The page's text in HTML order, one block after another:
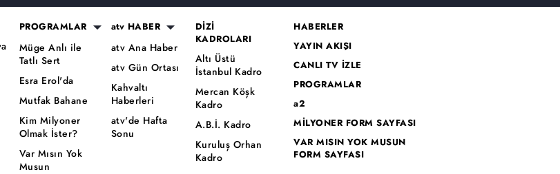
PROGRAMLAR
Müge Anlı ile
Tatlı Sert
Esra Erol'da
Mutfak Bahane
Kim Milyoner
Olmak İster?
Var Mısın Yok
Musun
atv HABER
atv Ana Haber
atv Gün Ortası
Kahvaltı
Haberleri
atv'de Hafta
Sonu
DİZİ
KADROLARI
Altı Üstü
İstanbul Kadro
Mercan Köşk
Kadro
A.B.İ. Kadro
Kuruluş Orhan
Kadro
HABERLER
YAYIN AKIŞI
CANLI TV İZLE
PROGRAMLAR
a2
MİLYONER FORM SAYFASI
VAR MISIN YOK MUSUN
FORM SAYFASI